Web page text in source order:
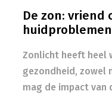
De zon: vriend
Zonlicht heeft heel
gezondheid, zowel
mag de impact van